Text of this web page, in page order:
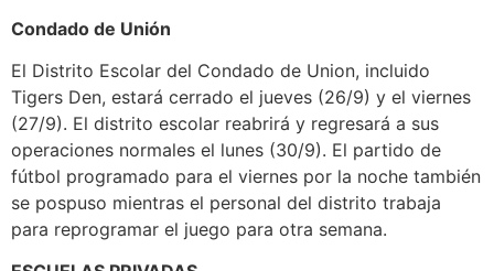
Condado de Unión
El Distrito Escolar del Condado de Union, incluido
Tigers Den, estará cerrado el jueves (26/9) y el viernes
(27/9). El distrito escolar reabrirá y regresará a sus
operaciones normales el lunes (30/9). El partido de
fútbol programado para el viernes por la noche también
se pospuso mientras el personal del distrito trabaja
para reprogramar el juego para otra semana.